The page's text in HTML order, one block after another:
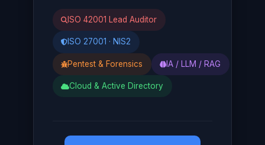
ISO 42001 Lead Auditor
ISO 27001 · NIS2
Pentest & Forensics IA / LLM / RAG
Cloud & Active Directory